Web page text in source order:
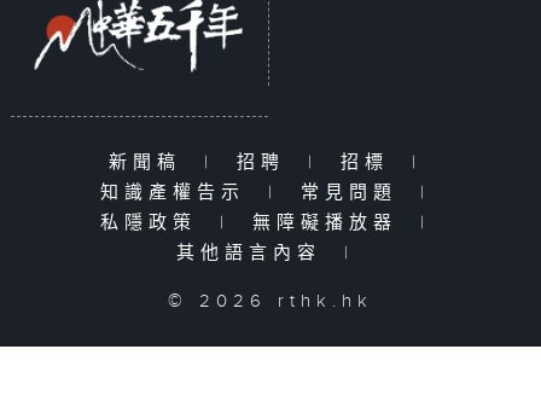
新聞稿 | 招聘 | 招標
|
知識產權告示
| 常見問題
|
私隱政策
| 無障礙播放器
|
其他語言內容
|
© 2026 rthk.hk